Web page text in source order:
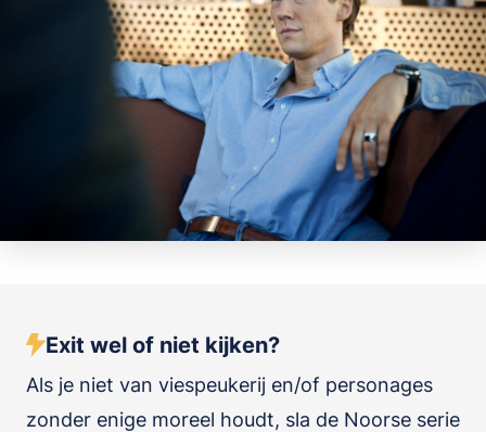
Exit wel of niet kijken?
Als je niet van viespeukerij en/of personages
zonder enige moreel houdt, sla de Noorse serie